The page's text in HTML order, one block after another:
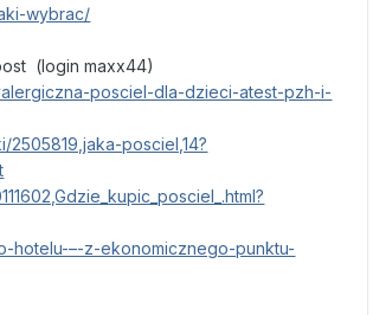
wybrac/
(login maxx44)
posciel-dla-dzieci-atest-pzh-i-
posciel,14?
hotelu-–-z-ekonomicznego-punktu-